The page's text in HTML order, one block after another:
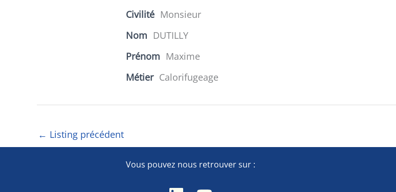
Civilité Monsieur
Nom DUTILLY
Prénom Maxime
Métier Calorifugeage
← Listing précédent
Vous pouvez nous retrouver sur :